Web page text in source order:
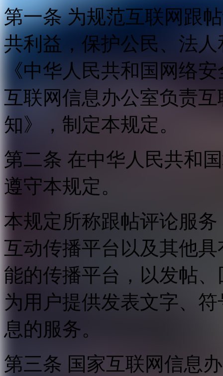
第一条 为规范互联网跟
共利益，保护公民、法
《中华人民共和国网络
互联网信息办公室负责
知》，制定本规定。
第二条 在中华人民共和
遵守本规定。
本规定所称跟帖评论服
互动传播平台以及其他
能的传播平台，以发帖
为用户提供发表文字、
息的服务。
第三条 国家互联网信息